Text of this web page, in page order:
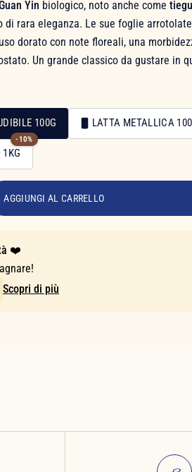
Yin biologico, noto anche come
di rara eleganza. Le sue foglie
dorato con note floreali, una
Un grande classico da gustare in
100G LATTA METALLICA
1KG
-10%
AGGIUNGI AL CARRELLO
❤️
Scopri di più